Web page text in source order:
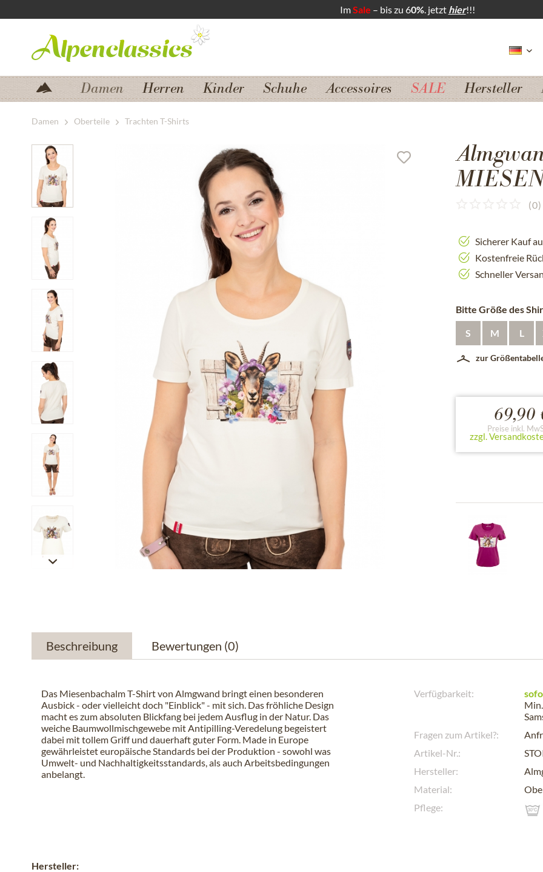
ImSale – bis zu 60%. jetzt hier!!!
Zum Hauptbereich springen
Damen Herren Kinder Schuhe Accessoires SALE Hersteller
Damen Oberteile Trachten T-Shirts
(0)
Sicherer Kauf
Kostenfreie
Schneller
Bitte Größe des
S M L
zur
69,90
Preise inkl.
zzgl.
Beschreibung Bewertungen (0)
Das Miesenbachalm T-Shirt von Almgwand bringt einen besonderen
Ausbick - oder vielleicht doch "Einblick" - mit sich. Das fröhliche Design
macht es zum absoluten Blickfang bei jedem Ausflug in der Natur. Das
weiche Baumwollmischgewebe mit Antipilling-Veredelung begeistert
dabei mit tollem Griff und dauerhaft guter Form. Made in Europe
gewährleistet europäische Standards bei der Produktion - sowohl was
Umwelt- und Nachhaltigkeitsstandards, als auch Arbeitsbedingungen
anbelangt.
Verfügbarkeit:
Min.
Fragen zum Artikel?:
Artikel-Nr.:
Hersteller:
Material:
Pflege:
Hersteller: